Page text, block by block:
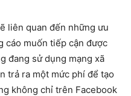
liên quan đến những ưu
cáo muốn tiếp cận được
đang sử dụng mạng xã
trả ra một mức phí để tạo
không chỉ trên Facebook